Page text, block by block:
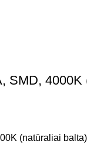
SMD,
(natūraliai